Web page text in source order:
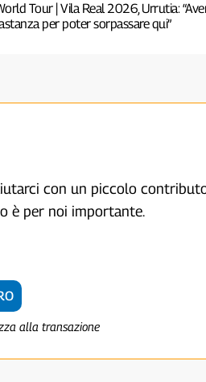
Tour | Vila Real 2026, Urrutia:
per poter sorpassare qui”
con un piccolo
è per noi importante.
alla transazione